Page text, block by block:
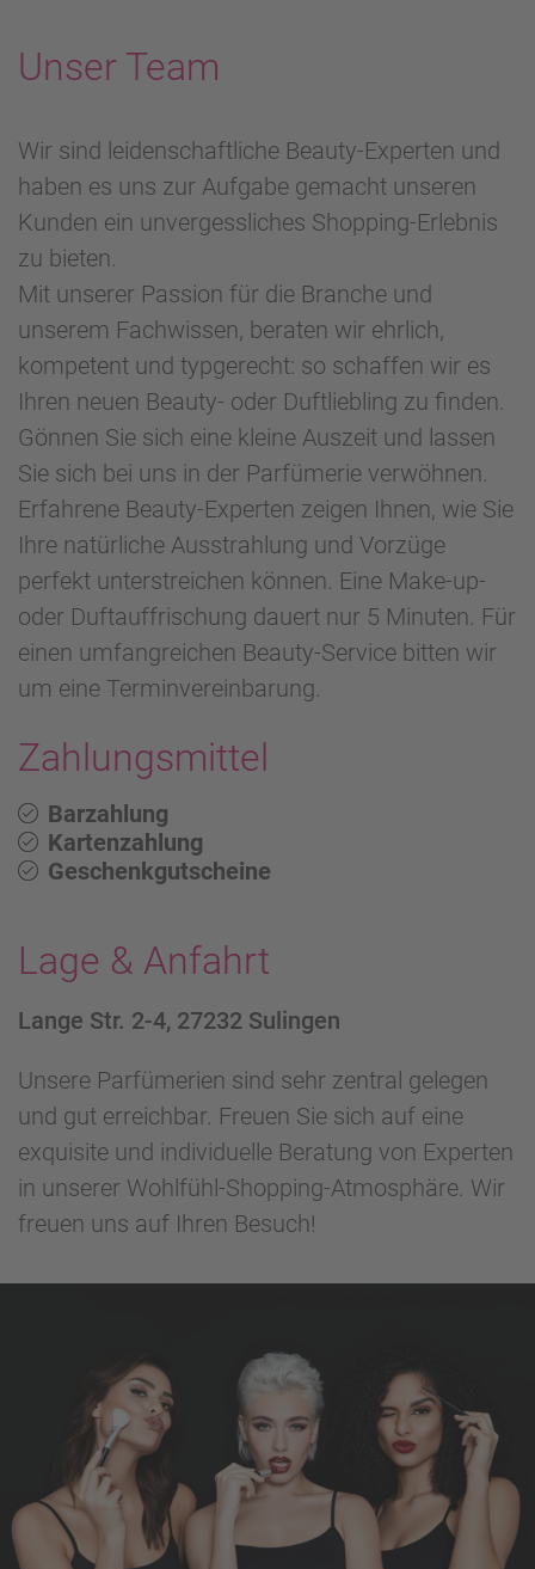
Unser Team
Wir sind leidenschaftliche Beauty-Experten und
haben es uns zur Aufgabe gemacht unseren
Kunden ein unvergessliches Shopping-Erlebnis
zu bieten.
Mit unserer Passion für die Branche und
unserem Fachwissen, beraten wir ehrlich,
kompetent und typgerecht: so schaffen wir es
Ihren neuen Beauty- oder Duftliebling zu finden.
Gönnen Sie sich eine kleine Auszeit und lassen
Sie sich bei uns in der Parfümerie verwöhnen.
Erfahrene Beauty-Experten zeigen Ihnen, wie Sie
Ihre natürliche Ausstrahlung und Vorzüge
perfekt unterstreichen können. Eine Make-up-
oder Duftauffrischung dauert nur 5 Minuten. Für
einen umfangreichen Beauty-Service bitten wir
um eine Terminvereinbarung.
Zahlungsmittel
Barzahlung
Kartenzahlung
Geschenkgutscheine
Lage & Anfahrt
Lange Str. 2-4, 27232 Sulingen
Unsere Parfümerien sind sehr zentral gelegen
und gut erreichbar. Freuen Sie sich auf eine
exquisite und individuelle Beratung von Experten
in unserer Wohlfühl-Shopping-Atmosphäre. Wir
freuen uns auf Ihren Besuch!